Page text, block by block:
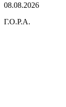
08.08.2026
Г.О.Р.А.